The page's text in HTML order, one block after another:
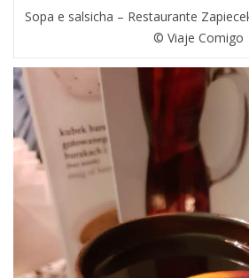
Sopa e salsicha – Restaurante
© Viaje Comigo